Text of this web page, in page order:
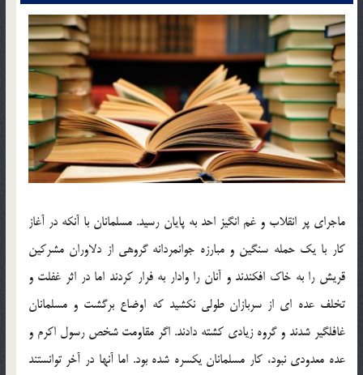
ماجراي پر انقلاب و غم انگيز احد به پايان رسيد. مسلمانان با آنكه در آغاز
كار با يك حمله سنگين و مبارزه جوانمردانه گروهي از دلاوران مشركين
قريش را به خاك افكندند و آنان را وادار به فرار كردند اما در اثر غفلت و
تخلف عده اي از سربازان طولي نكشيد كه اوضاع برگشت و مسلمانان
غافلگير شدند و گروه زيادي كشته دادند. اگر مقاومت شخص رسول اكرم و
عده معدودي نبود، كار مسلمانان يكسره شده بود. اما آنها در آخر توانستند